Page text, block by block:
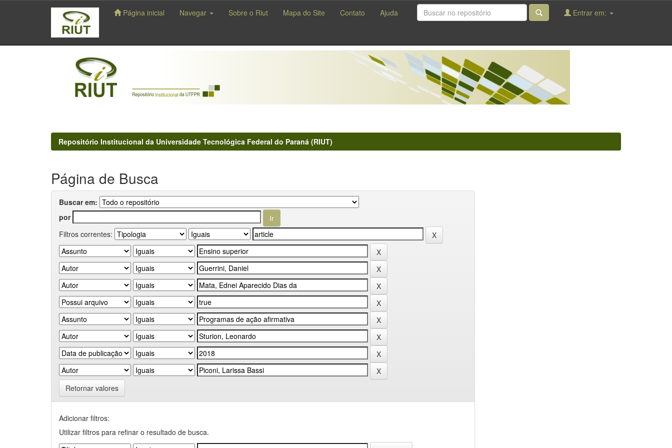
navigation
Página inicial Navegar Sobre o Riut Mapa do Site Contato Ajuda Entrar em:
Repositório Institucional da Universidade Tecnológica Federal do Paraná (RIUT)
Página de Busca
Buscar em:
por
Filtros correntes:
Retornar valores
Adicionar filtros:
Utilizar filtros para refinar o resultado de busca.